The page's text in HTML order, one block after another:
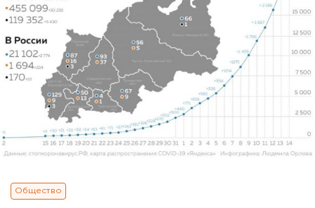
Общество